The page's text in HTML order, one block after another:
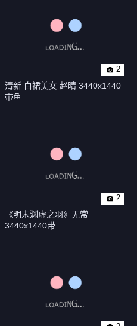
2
清新 白裙美女 赵晴 3440x1440
带鱼
2
《明末渊虚之羽》无常
3440x1440带